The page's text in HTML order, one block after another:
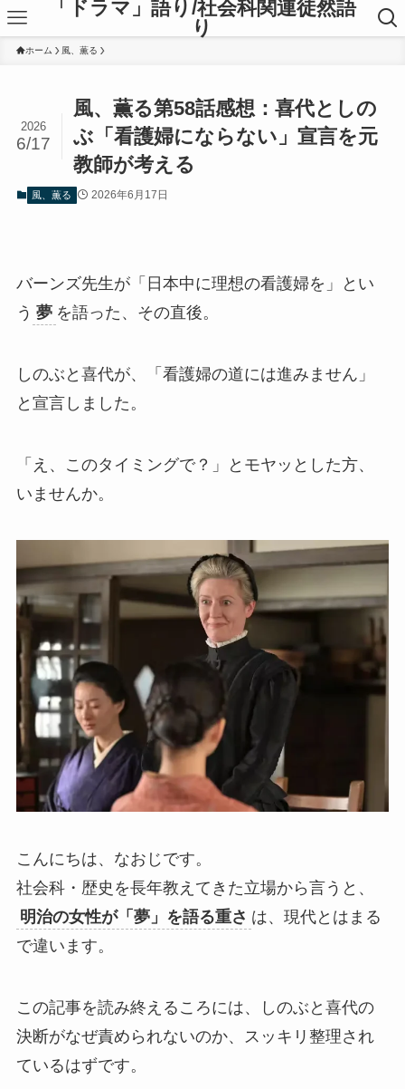
「ドラマ」語り/社会科関連徒然語
り
ホーム 風、薫る
風、薫る第58話感想：喜代としの
ぶ「看護婦にならない」宣言を元
教師が考える
2026
6/17
風、薫る 2026年6月17日
バーンズ先生が「日本中に理想の看護婦を」とい
う 夢 を語った、その直後。
しのぶと喜代が、「看護婦の道には進みません」
と宣言しました。
「え、このタイミングで？」とモヤッとした方、
いませんか。
こんにちは、なおじです。
社会科・歴史を長年教えてきた立場から言うと、
明治の女性が「夢」を語る重さ は、現代とはまる
で違います。
この記事を読み終えるころには、しのぶと喜代の
決断がなぜ責められないのか、スッキリ整理され
ているはずです。